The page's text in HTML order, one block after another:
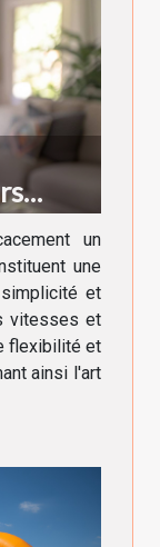
un
une
et
vitesses et
flexibilité et
ainsi l'art